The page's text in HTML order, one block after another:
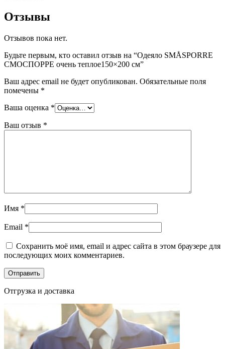
Отзывы
Отзывов пока нет.
Будьте первым, кто оставил отзыв на “Одеяло SMÅSPORRE
СМОСПОРРЕ очень теплое150×200 см”
Ваш адрес email не будет опубликован. Обязательные поля
помечены *
Ваша оценка *
Ваш отзыв *
Имя *
Email *
Сохранить моё имя, email и адрес сайта в этом браузере для
последующих моих комментариев.
Отгрузка и доставка